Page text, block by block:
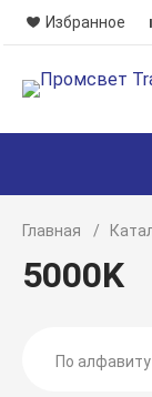
Избранное
Главная
5000K
По алфавиту